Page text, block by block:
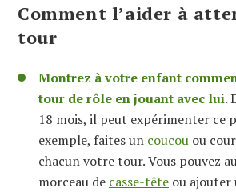
Comment l’aider à
tour
Montrez à votre enfant
tour de rôle en jouant avec lui.
18 mois, il peut expérimenter ce
exemple, faites un coucou ou
chacun votre tour. Vous pouvez
morceau de casse-tête ou ajouter